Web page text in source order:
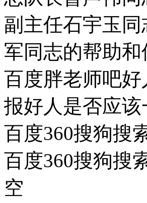
副主任石宇玉
军同志的帮助和
百度胖老师吧
报好人是否应该
百度360搜狗搜
百度360搜狗搜
空